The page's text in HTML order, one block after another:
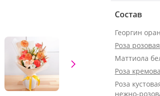
Состав
Георгин
Роза
Маттиола
Роза
Роза
нежно-